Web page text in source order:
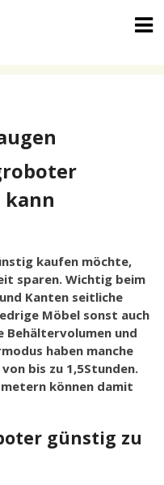
kann
kaufen möchte,
sparen. Wichtig beim
Kanten seitliche
Möbel sonst auch
Behältervolumen und
haben manche
bis zu 1,5Stunden.
können damit
günstig zu